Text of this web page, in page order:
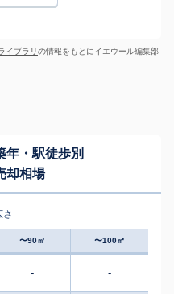
イブラリの情報をもとにイエウール編集部
年・駅徒歩別
却相場
さ
〜90㎡ 〜100㎡
- -